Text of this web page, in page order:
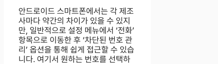
안드로이드 스마트폰에서는 각 제조
사마다 약간의 차이가 있을 수 있지
만, 일반적으로 설정 메뉴에서 ‘전화’
항목으로 이동한 후 ‘차단된 번호 관
리’ 옵션을 통해 쉽게 접근할 수 있습
니다. 여기서 원하는 번호를 선택하